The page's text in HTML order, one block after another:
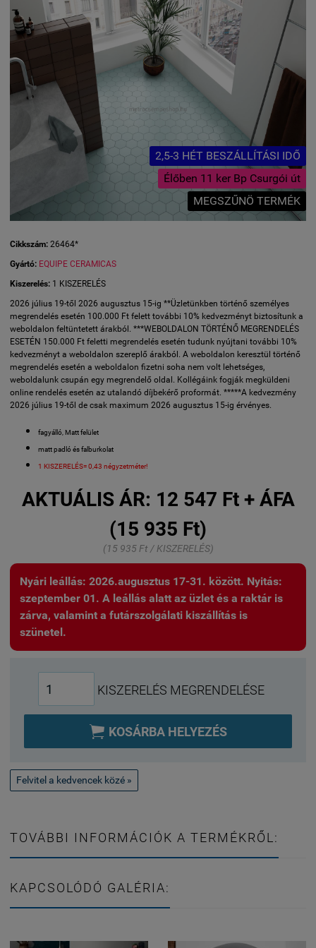
2,5-3 HÉT BESZÁLLÍTÁSI IDŐ
Élőben 11 ker Bp Csurgói út
MEGSZŰNÖ TERMÉK
Cikkszám: 26464*
Gyártó: EQUIPE CERAMICAS
Kiszerelés: 1 KISZERELÉS
2026 július 19-től 2026 augusztus 15-ig **Üzletünkben történő személyes
megrendelés esetén 100.000 Ft felett további 10% kedvezményt biztosítunk a
weboldalon feltüntetett árakból. ***WEBOLDALON TÖRTÉNŐ MEGRENDELÉS
ESETÉN 150.000 Ft feletti megrendelés esetén tudunk nyújtani további 10%
kedvezményt a weboldalon szereplő árakból. A weboldalon keresztül történő
megrendelés esetén a weboldalon fizetni soha nem volt lehetséges,
weboldalunk csupán egy megrendelő oldal. Kollégáink fogják megküldeni
online rendelés esetén az utalandó díjbekérő proformát. *****A kedvezmény
2026 július 19-től de csak maximum 2026 augusztus 15-ig érvényes.
fagyálló, Matt felület
matt padló és falburkolat
1 KISZERELÉS= 0,43 négyzetméter!
AKTUÁLIS ÁR: 12 547 Ft + ÁFA
(15 935 Ft)
(15 935 Ft / KISZERELÉS)
Nyári leállás: 2026.augusztus 17-31. között. Nyitás:
szeptember 01. A leállás alatt az üzlet és a raktár is
zárva, valamint a futárszolgálati kiszállítás is
szünetel.
KISZERELÉS MEGRENDELÉSE
 KOSÁRBA HELYEZÉS
Felvitel a kedvencek közé »
TOVÁBBI INFORMÁCIÓK A TERMÉKRŐL:
KAPCSOLÓDÓ GALÉRIA: